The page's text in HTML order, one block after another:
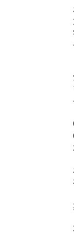
信息公开
政府信息